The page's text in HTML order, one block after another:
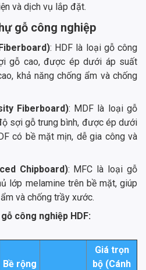
và dịch vụ lắp đặt.
gỗ công nghiệp
: HDF là loại gỗ công
gỗ cao, được ép dưới áp suất
khả năng chống ẩm và chống
Fiberboard): MDF là loại gỗ
sợi gỗ trung bình, được ép dưới
có bề mặt mịn, dễ gia công và
Chipboard): MFC là loại gỗ
lớp melamine trên bề mặt, giúp
và chống trầy xước.
công nghiệp HDF:
Bề rộng
Giá trọn
bộ (Cánh